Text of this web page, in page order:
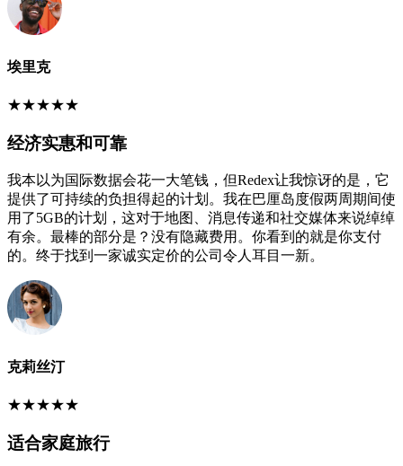
埃里克
★★★★★
经济实惠和可靠
我本以为国际数据会花一大笔钱，但Redex让我惊讶的是，它
提供了可持续的负担得起的计划。我在巴厘岛度假两周期间使
用了5GB的计划，这对于地图、消息传递和社交媒体来说绰绰
有余。最棒的部分是？没有隐藏费用。你看到的就是你支付
的。终于找到一家诚实定价的公司令人耳目一新。
克莉丝汀
★★★★★
适合家庭旅行